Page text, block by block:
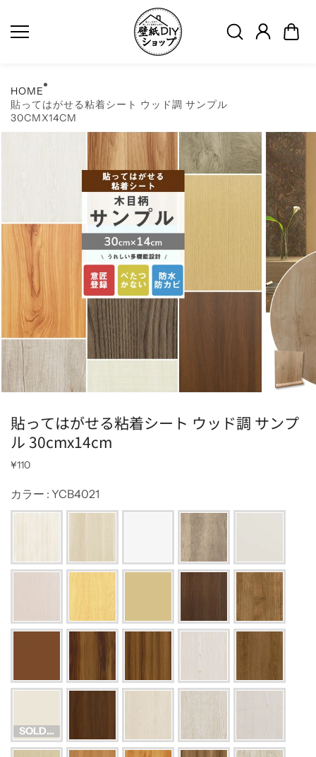
HOME
貼ってはがせる粘着シート ウッド調 サンプル
30CMX14CM
貼ってはがせる粘着シート ウッド調 サンプ
ル 30cmx14cm
¥110
カラー : YCB4021
SOLD OUT